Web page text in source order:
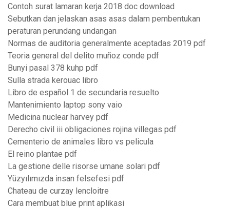
Contoh surat lamaran kerja 2018 doc download
Sebutkan dan jelaskan asas asas dalam pembentukan
peraturan perundang undangan
Normas de auditoria generalmente aceptadas 2019 pdf
Teoria general del delito muñoz conde pdf
Bunyi pasal 378 kuhp pdf
Sulla strada kerouac libro
Libro de español 1 de secundaria resuelto
Mantenimiento laptop sony vaio
Medicina nuclear harvey pdf
Derecho civil iii obligaciones rojina villegas pdf
Cementerio de animales libro vs pelicula
El reino plantae pdf
La gestione delle risorse umane solari pdf
Yüzyılımızda insan felsefesi pdf
Chateau de curzay lencloitre
Cara membuat blue print aplikasi